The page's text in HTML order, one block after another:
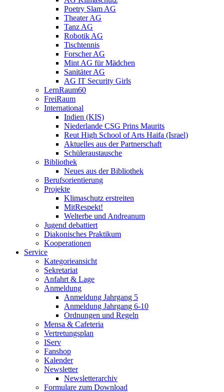
Poetry Slam AG
Theater AG
Tanz AG
Robotik AG
Tischtennis
Forscher AG
Mint AG für Mädchen
Sanitäter AG
AG IT Security Girls
LernRaum60
FreiRaum
International
Indien (KIS)
Niederlande CSG Prins Maurits
Reut High School of Arts Haifa (Israel)
Aktuelles aus der Partnerschaft
Schüleraustausche
Bibliothek
Neues aus der Bibliothek
Berufsorientierung
Projekte
Klimaschutz erstreiten
MitRespekt!
Welterbe und Andreanum
Jugend debattiert
Diakonisches Praktikum
Kooperationen
Service
Kategorieansicht
Sekretariat
Anfahrt & Lage
Anmeldung
Anmeldung Jahrgang 5
Anmeldung Jahrgang 6-10
Ordnungen und Regeln
Mensa & Cafeteria
Vertretungsplan
IServ
Fanshop
Kalender
Newsletter
Newsletterarchiv
Formulare zum Download